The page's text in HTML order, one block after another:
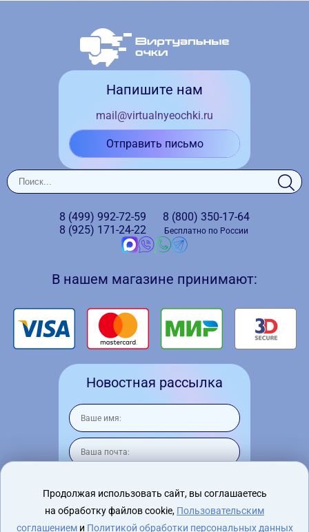
Напишите нам
mail@virtualnyeochki.ru
Отправить письмо
8 (499) 992-72-59
8 (925) 171-24-22
8 (800) 350-17-64
Бесплатно по России
В нашем магазине принимают:
Новостная рассылка
Я согласен на обработку персональных
данных
Продолжая использовать сайт, вы соглашаетесь
на обработку файлов cookie, Пользовательским
соглашениеми Политикой обработки персональных данных